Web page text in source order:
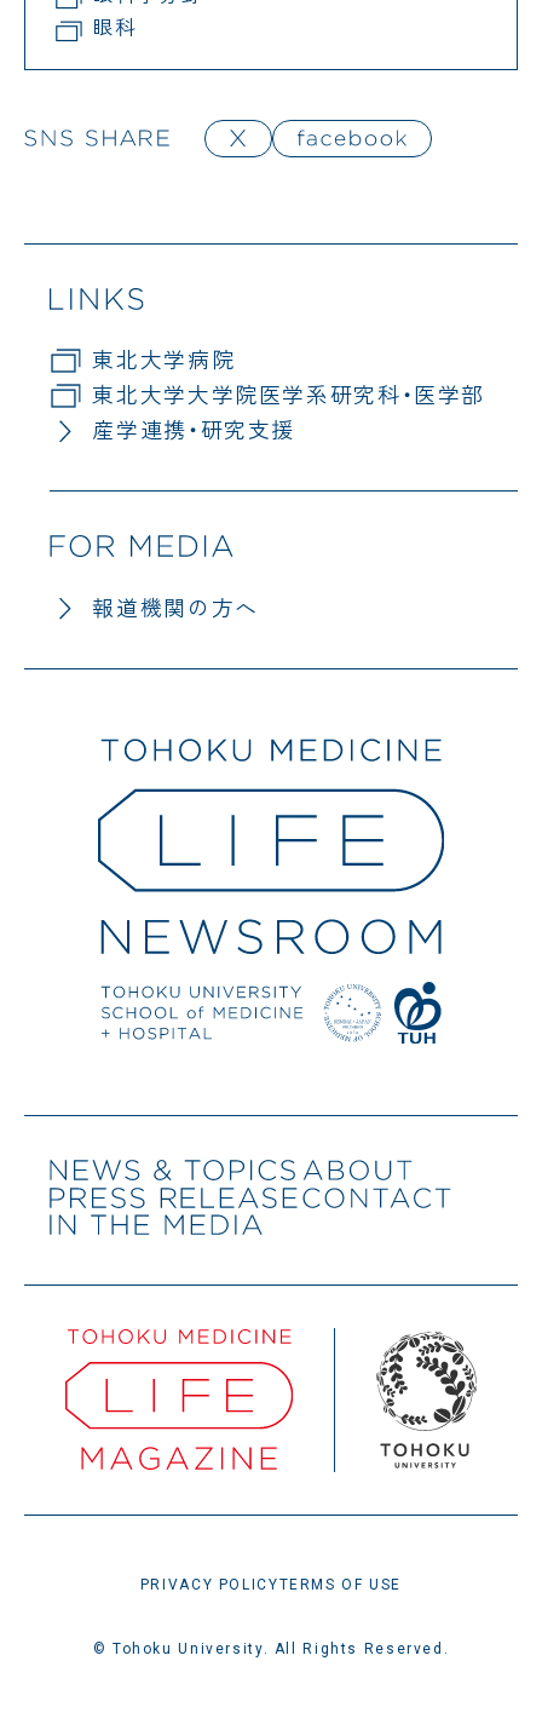
眼科
東北大学病院
東北大学大学院医学系研究科・医学部
産学連携・研究支援
報道機関の方へ
PRIVACY POLICYTERMS OF USE
© Tohoku University. All Rights Reserved.